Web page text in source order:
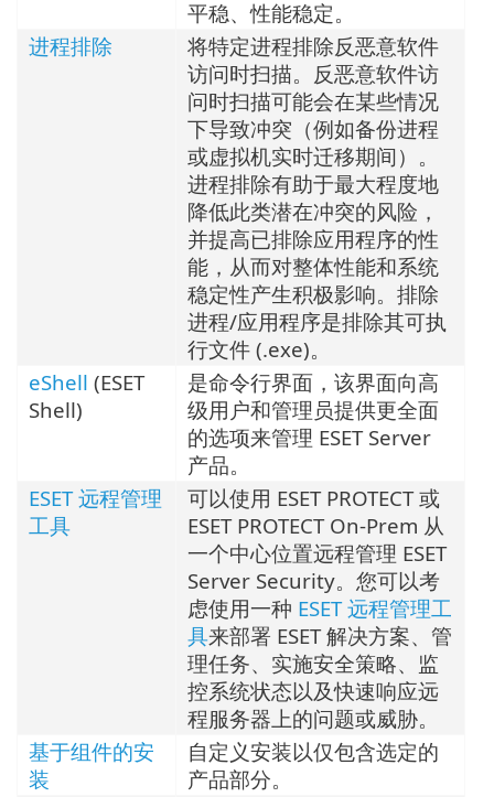
平稳、性能稳定。
进程排除
将特定进程排除反恶意软件
访问时扫描。反恶意软件访
问时扫描可能会在某些情况
下导致冲突（例如备份进程
或虚拟机实时迁移期间）。
进程排除有助于最大程度地
降低此类潜在冲突的风险，
并提高已排除应用程序的性
能，从而对整体性能和系统
稳定性产生积极影响。排除
进程/应用程序是排除其可执
行文件 (.exe)。
eShell (ESET
Shell)
是命令行界面，该界面向高
级用户和管理员提供更全面
的选项来管理 ESET Server
产品。
ESET 远程管理
工具
可以使用 ESET PROTECT 或
ESET PROTECT On-Prem 从
一个中心位置远程管理 ESET
Server Security。您可以考
虑使用一种 ESET 远程管理工
具来部署 ESET 解决方案、管
理任务、实施安全策略、监
控系统状态以及快速响应远
程服务器上的问题或威胁。
基于组件的安
装
自定义安装以仅包含选定的
产品部分。